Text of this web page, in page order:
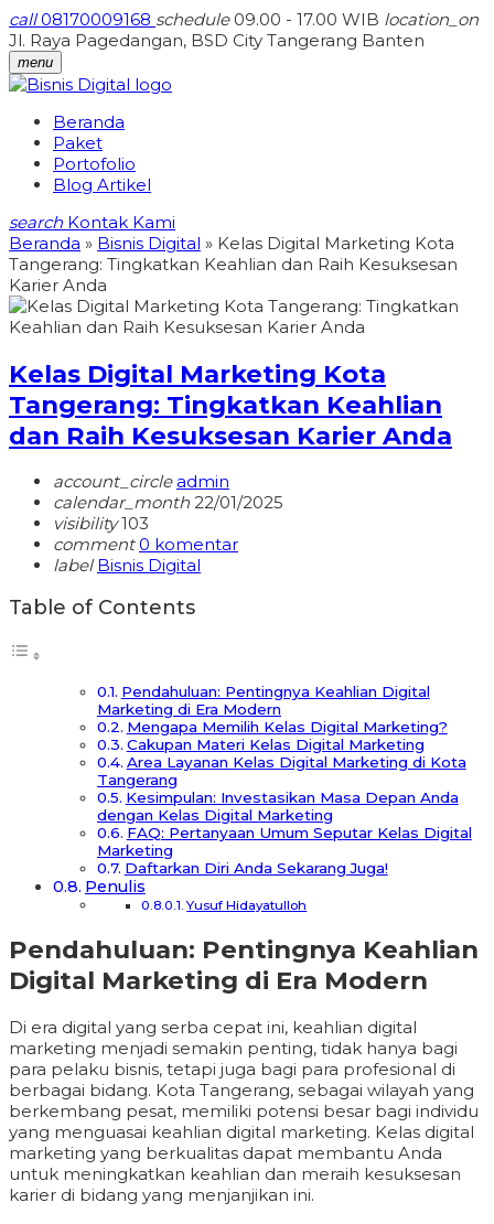
call08170009168 schedule09.00 - 17.00 WIB location_on
Jl. Raya Pagedangan, BSD City Tangerang Banten
menu
Beranda
Paket
Portofolio
Blog Artikel
search Kontak Kami
Beranda » Bisnis Digital » Kelas Digital Marketing Kota
Tangerang: Tingkatkan Keahlian dan Raih Kesuksesan
Karier Anda
Kelas Digital Marketing Kota
Tangerang: Tingkatkan Keahlian
dan Raih Kesuksesan Karier Anda
account_circle admin
calendar_month 22/01/2025
visibility103
comment 0 komentar
label Bisnis Digital
Table of Contents
Pendahuluan: Pentingnya Keahlian Digital
Marketing di Era Modern
Mengapa Memilih Kelas Digital Marketing?
Cakupan Materi Kelas Digital Marketing
Area Layanan Kelas Digital Marketing di Kota
Tangerang
Kesimpulan: Investasikan Masa Depan Anda
dengan Kelas Digital Marketing
FAQ: Pertanyaan Umum Seputar Kelas Digital
Marketing
Daftarkan Diri Anda Sekarang Juga!
Penulis
Yusuf Hidayatulloh
Pendahuluan: Pentingnya Keahlian
Digital Marketing di Era Modern
Di era digital yang serba cepat ini, keahlian digital
marketing menjadi semakin penting, tidak hanya bagi
para pelaku bisnis, tetapi juga bagi para profesional di
berbagai bidang. Kota Tangerang, sebagai wilayah yang
berkembang pesat, memiliki potensi besar bagi individu
yang menguasai keahlian digital marketing. Kelas digital
marketing yang berkualitas dapat membantu Anda
untuk meningkatkan keahlian dan meraih kesuksesan
karier di bidang yang menjanjikan ini.